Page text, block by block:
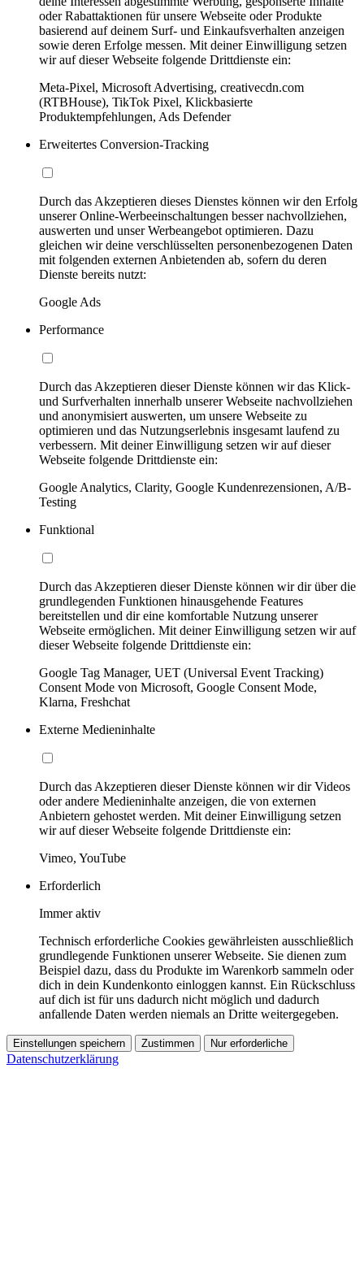
oder Rabattaktionen für unsere Webseite oder Produkte
basierend auf deinem Surf- und Einkaufsverhalten anzeigen
sowie deren Erfolge messen. Mit deiner Einwilligung setzen
wir auf dieser Webseite folgende Drittdienste ein:
Meta-Pixel, Microsoft Advertising, creativecdn.com
(RTBHouse), TikTok Pixel, Klickbasierte
Produktempfehlungen, Ads Defender
Erweitertes Conversion-Tracking
Durch das Akzeptieren dieses Dienstes können wir den Erfolg
unserer Online-Werbeeinschaltungen besser nachvollziehen,
auswerten und unser Werbeangebot optimieren. Dazu
gleichen wir deine verschlüsselten personenbezogenen Daten
mit folgenden externen Anbietenden ab, sofern du deren
Dienste bereits nutzt:
Google Ads
Performance
Durch das Akzeptieren dieser Dienste können wir das Klick-
und Surfverhalten innerhalb unserer Webseite nachvollziehen
und anonymisiert auswerten, um unsere Webseite zu
optimieren und das Nutzungserlebnis insgesamt laufend zu
verbessern. Mit deiner Einwilligung setzen wir auf dieser
Webseite folgende Drittdienste ein:
Google Analytics, Clarity, Google Kundenrezensionen, A/B-
Testing
Funktional
Durch das Akzeptieren dieser Dienste können wir dir über die
grundlegenden Funktionen hinausgehende Features
bereitstellen und dir eine komfortable Nutzung unserer
Webseite ermöglichen. Mit deiner Einwilligung setzen wir auf
dieser Webseite folgende Drittdienste ein:
Google Tag Manager, UET (Universal Event Tracking)
Consent Mode von Microsoft, Google Consent Mode,
Klarna, Freshchat
Externe Medieninhalte
Durch das Akzeptieren dieser Dienste können wir dir Videos
oder andere Medieninhalte anzeigen, die von externen
Anbietern gehostet werden. Mit deiner Einwilligung setzen
wir auf dieser Webseite folgende Drittdienste ein:
Vimeo, YouTube
Erforderlich
Immer aktiv
Technisch erforderliche Cookies gewährleisten ausschließlich
grundlegende Funktionen unserer Webseite. Sie dienen zum
Beispiel dazu, dass du Produkte im Warenkorb sammeln oder
dich in dein Kundenkonto einloggen kannst. Ein Rückschluss
auf dich ist für uns dadurch nicht möglich und dadurch
anfallende Daten werden niemals an Dritte weitergegeben.
Einstellungen speichern Zustimmen Nur erforderliche
Datenschutzerklärung